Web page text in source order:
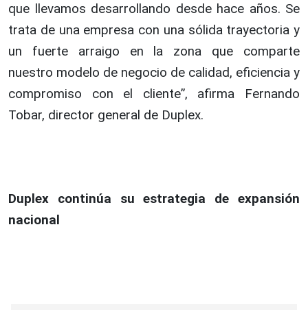
que llevamos desarrollando desde hace años. Se
trata de una empresa con una sólida trayectoria y
un fuerte arraigo en la zona que comparte
nuestro modelo de negocio de calidad, eficiencia y
compromiso con el cliente”, afirma Fernando
Tobar, director general de Duplex.
Duplex continúa su estrategia de expansión
nacional